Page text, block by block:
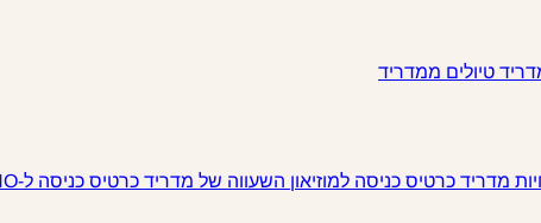
טיולים ממדריד
מדריד כרטיס כניסה למוזיאון השעווה של מדריד כרטיס כניסה ל-IKONO מדריד